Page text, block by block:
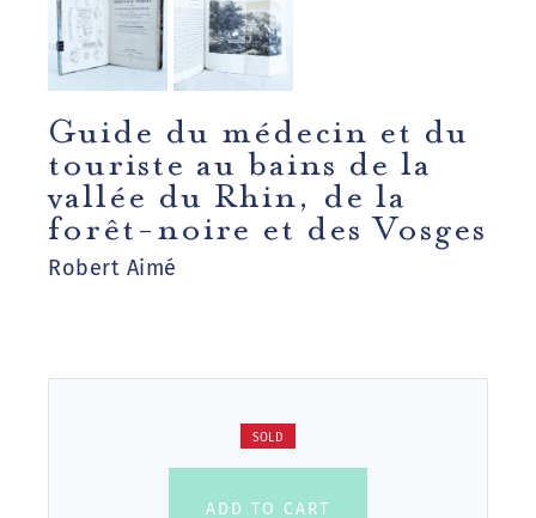
Guide du médecin et du
touriste au bains de la
vallée du Rhin, de la
forêt-noire et des Vosges
Robert Aimé
SOLD
ADD TO CART